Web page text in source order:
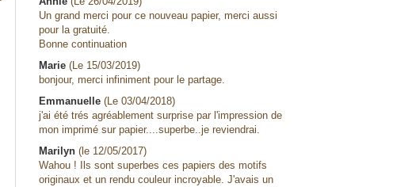
Un grand merci pour ce nouveau papier, merci aussi
pour la gratuité.
Bonne continuation
Marie(Le 15/03/2019)
bonjour, merci infiniment pour le partage.
Emmanuelle (Le 03/04/2018)
j'ai été trés agréablement surprise par l'impression de
mon imprimé sur papier....superbe..je reviendrai.
Marilyn(le 12/05/2017)
Wahou ! Ils sont superbes ces papiers des motifs
originaux et un rendu couleur incroyable. J'avais un